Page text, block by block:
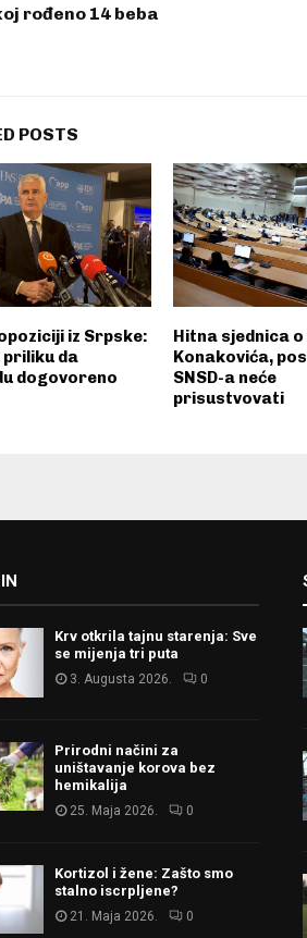
rođeno 14 beba
POSTS
iz Srpske:
priliku da
dogovoreno
Hitna sjednica
Konakovića,
SNSD-a neće
prisustvovati
Krv otkrila tajnu starenja: Sve
se mijenja tri puta
3. Augusta 2026. 0
Prirodni načini za
uništavanje korova bez
hemikalija
25. Maja 2026. 0
Kortizol i žene: Zašto smo
stalno iscrpljene?
21. Maja 2026. 0